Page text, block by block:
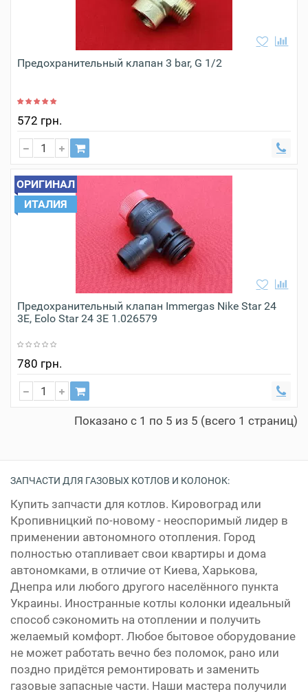
Предохранительный клапан 3 bar, G 1/2
572 грн.
ОРИГИНАЛ
ИТАЛИЯ
Предохранительный клапан Immergas Nike Star 24
3E, Eolo Star 24 3E 1.026579
780 грн.
Показано с 1 по 5 из 5 (всего 1 страниц)
ЗАПЧАСТИ ДЛЯ ГАЗОВЫХ КОТЛОВ И КОЛОНОК:
Купить запчасти для котлов. Кировоград или
Кропивницкий по-новому - неоспоримый лидер в
применении автономного отопления. Город
полностью отапливает свои квартиры и дома
автономками, в отличие от Киева, Харькова,
Днепра или любого другого населённого пункта
Украины. Иностранные котлы колонки идеальный
способ сэкономить на отоплении и получить
желаемый комфорт. Любое бытовое оборудование
не может работать вечно без поломок, рано или
поздно придётся ремонтировать и заменить
газовые запасные части. Наши мастера получили